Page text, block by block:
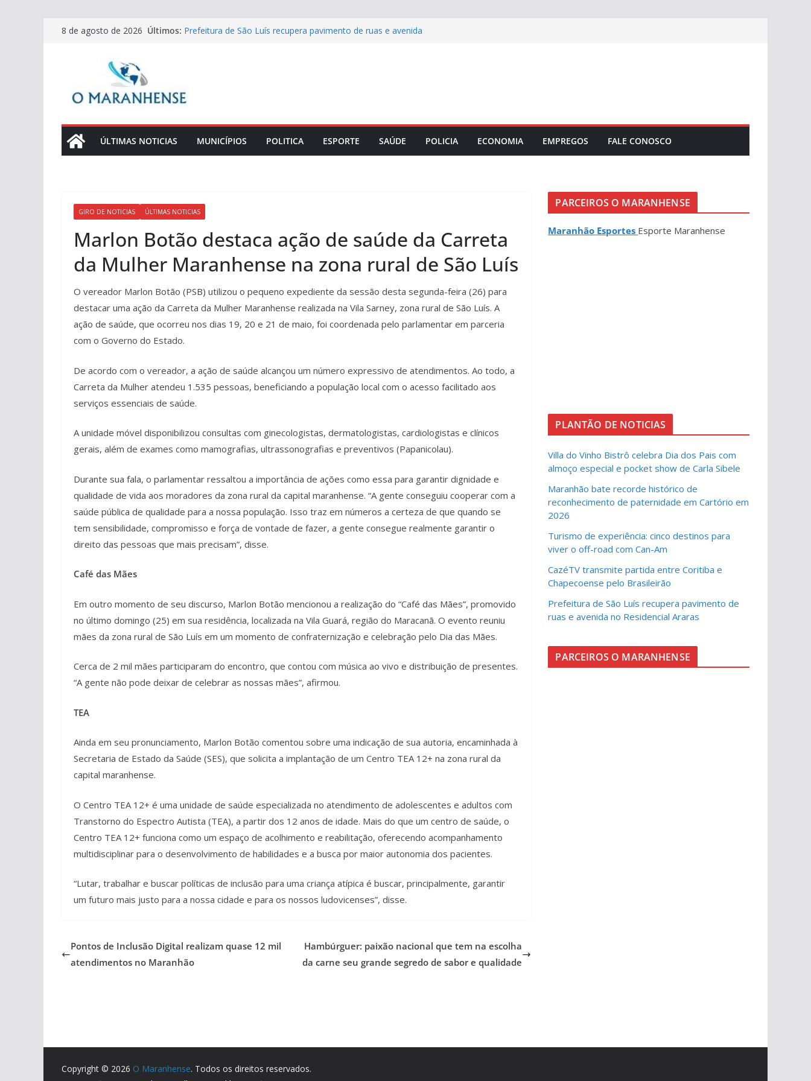
Pular8 de agosto de 2026 Últimos: Prefeitura de São Luís recupera pavimento de ruas e avenida
paternidade em Cartório em 2026
Turismo de experiência: cinco destinos para viver o off-road
CazéTV transmite partida entre Coritiba e Chapecoense pelo
Brasileirão
ÚLTIMAS NOTICIAS MUNICÍPIOS POLITICA ESPORTE SAÚDE POLICIA ECONOMIA EMPREGOS FALE CONOSCO
GIRO DE NOTICIAS ÚLTIMAS NOTICIAS
Marlon Botão destaca ação de saúde da Carreta
da Mulher Maranhense na zona rural de São Luís
O vereador Marlon Botão (PSB) utilizou o pequeno expediente da sessão desta segunda-feira (26) para
destacar uma ação da Carreta da Mulher Maranhense realizada na Vila Sarney, zona rural de São Luís. A
ação de saúde, que ocorreu nos dias 19, 20 e 21 de maio, foi coordenada pelo parlamentar em parceria
com o Governo do Estado.
De acordo com o vereador, a ação de saúde alcançou um número expressivo de atendimentos. Ao todo, a
Carreta da Mulher atendeu 1.535 pessoas, beneficiando a população local com o acesso facilitado aos
serviços essenciais de saúde.
A unidade móvel disponibilizou consultas com ginecologistas, dermatologistas, cardiologistas e clínicos
gerais, além de exames como mamografias, ultrassonografias e preventivos (Papanicolau).
Durante sua fala, o parlamentar ressaltou a importância de ações como essa para garantir dignidade e
qualidade de vida aos moradores da zona rural da capital maranhense. “A gente conseguiu cooperar com a
saúde pública de qualidade para a nossa população. Isso traz em números a certeza de que quando se
tem sensibilidade, compromisso e força de vontade de fazer, a gente consegue realmente garantir o
direito das pessoas que mais precisam”, disse.
Café das Mães
Em outro momento de seu discurso, Marlon Botão mencionou a realização do “Café das Mães”, promovido
no último domingo (25) em sua residência, localizada na Vila Guará, região do Maracanã. O evento reuniu
mães da zona rural de São Luís em um momento de confraternização e celebração pelo Dia das Mães.
Cerca de 2 mil mães participaram do encontro, que contou com música ao vivo e distribuição de presentes.
“A gente não pode deixar de celebrar as nossas mães”, afirmou.
TEA
Ainda em seu pronunciamento, Marlon Botão comentou sobre uma indicação de sua autoria, encaminhada à
Secretaria de Estado da Saúde (SES), que solicita a implantação de um Centro TEA 12+ na zona rural da
capital maranhense.
O Centro TEA 12+ é uma unidade de saúde especializada no atendimento de adolescentes e adultos com
Transtorno do Espectro Autista (TEA), a partir dos 12 anos de idade. Mais do que um centro de saúde, o
Centro TEA 12+ funciona como um espaço de acolhimento e reabilitação, oferecendo acompanhamento
multidisciplinar para o desenvolvimento de habilidades e a busca por maior autonomia dos pacientes.
“Lutar, trabalhar e buscar políticas de inclusão para uma criança atípica é buscar, principalmente, garantir
um futuro mais justo para a nossa cidade e para os nossos ludovicenses”, disse.
Pontos de Inclusão Digital realizam quase 12 mil
atendimentos no Maranhão
Hambúrguer: paixão nacional que tem na escolha
da carne seu grande segredo de sabor e qualidade
PARCEIROS O MARANHENSE
Maranhão Esportes Esporte Maranhense
PLANTÃO DE NOTICIAS
Villa do Vinho Bistrô celebra Dia dos Pais com
almoço especial e pocket show de Carla Sibele
Maranhão bate recorde histórico de
reconhecimento de paternidade em Cartório em
2026
Turismo de experiência: cinco destinos para
viver o off-road com Can-Am
CazéTV transmite partida entre Coritiba e
Chapecoense pelo Brasileirão
Prefeitura de São Luís recupera pavimento de
ruas e avenida no Residencial Araras
PARCEIROS O MARANHENSE
Copyright © 2026 O Maranhense. Todos os direitos reservados.